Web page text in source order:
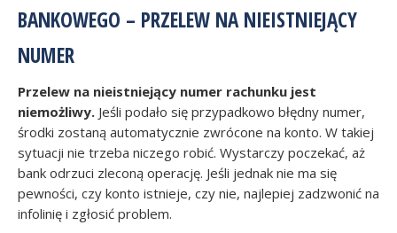
BANKOWEGO – PRZELEW NA NIEISTNIEJĄCY
NUMER
Przelew na nieistniejący numer rachunku jest
niemożliwy. Jeśli podało się przypadkowo błędny numer,
środki zostaną automatycznie zwrócone na konto. W takiej
sytuacji nie trzeba niczego robić. Wystarczy poczekać, aż
bank odrzuci zleconą operację. Jeśli jednak nie ma się
pewności, czy konto istnieje, czy nie, najlepiej zadzwonić na
infolinię i zgłosić problem.